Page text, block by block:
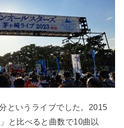
というライブでした。2015
と比べると曲数で10曲以